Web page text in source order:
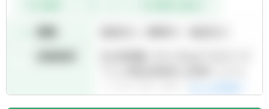
て財務としては会社の成長の基盤での部分を
支え、経営直下の部門にて、スタートしたば